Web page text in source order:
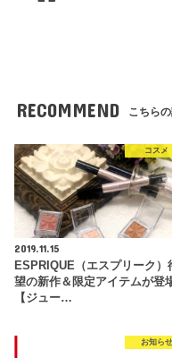
RECOMMEND こちら
コスメ
2019.11.15
ESPRIQUE（エスプリーク）
望の新作＆限定アイテムが登
【ジュー…
お知らせ